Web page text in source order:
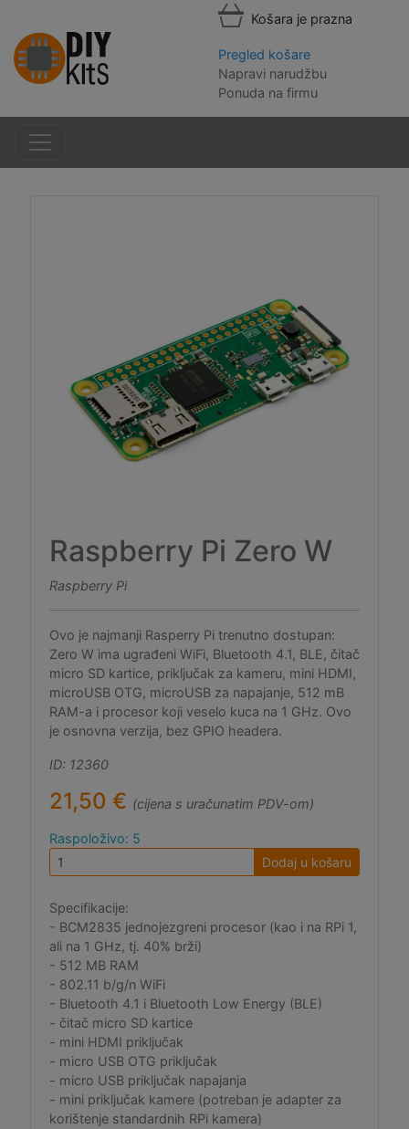
Košara je prazna
Pregled košare
Napravi narudžbu
Ponuda na firmu
Raspberry Pi Zero W
Raspberry Pi
Ovo je najmanji Rasperry Pi trenutno dostupan:
Zero W ima ugrađeni WiFi, Bluetooth 4.1, BLE, čitač
micro SD kartice, priključak za kameru, mini HDMI,
microUSB OTG, microUSB za napajanje, 512 mB
RAM-a i procesor koji veselo kuca na 1 GHz. Ovo
je osnovna verzija, bez GPIO headera.
ID: 12360
21,50 € (cijena s uračunatim PDV-om)
Raspoloživo: 5
Dodaj u košaru
Specifikacije:
- BCM2835 jednojezgreni procesor (kao i na RPi 1,
ali na 1 GHz, tj. 40% brži)
- 512 MB RAM
- 802.11 b/g/n WiFi
- Bluetooth 4.1 i Bluetooth Low Energy (BLE)
- čitač micro SD kartice
- mini HDMI priključak
- micro USB OTG priključak
- micro USB priključak napajanja
- mini priključak kamere (potreban je adapter za
korištenje standardnih RPi kamera)